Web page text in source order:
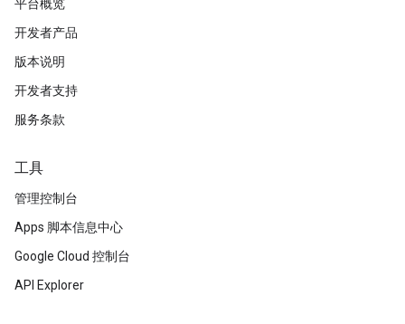
平台概览
开发者产品
版本说明
开发者支持
服务条款
工具
管理控制台
Apps 脚本信息中心
Google Cloud 控制台
API Explorer